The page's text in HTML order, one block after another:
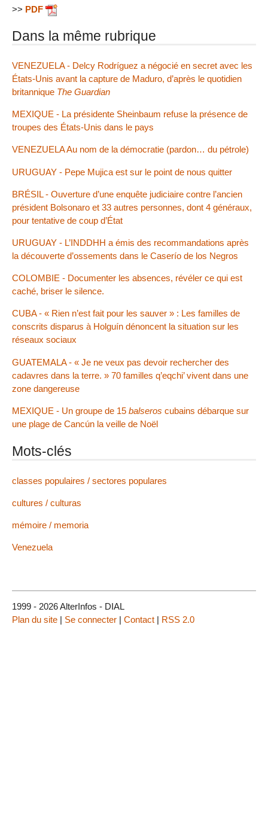
>> PDF
Dans la même rubrique
VENEZUELA - Delcy Rodríguez a négocié en secret avec les
États-Unis avant la capture de Maduro, d’après le quotidien
britannique The Guardian
MEXIQUE - La présidente Sheinbaum refuse la présence de
troupes des États-Unis dans le pays
VENEZUELA Au nom de la démocratie (pardon… du pétrole)
URUGUAY - Pepe Mujica est sur le point de nous quitter
BRÉSIL - Ouverture d’une enquête judiciaire contre l’ancien
président Bolsonaro et 33 autres personnes, dont 4 généraux,
pour tentative de coup d’État
URUGUAY - L’INDDHH a émis des recommandations après
la découverte d’ossements dans le Caserío de los Negros
COLOMBIE - Documenter les absences, révéler ce qui est
caché, briser le silence.
CUBA - « Rien n’est fait pour les sauver » : Les familles de
conscrits disparus à Holguín dénoncent la situation sur les
réseaux sociaux
GUATEMALA - « Je ne veux pas devoir rechercher des
cadavres dans la terre. » 70 familles q’eqchi’ vivent dans une
zone dangereuse
MEXIQUE - Un groupe de 15 balseros cubains débarque sur
une plage de Cancún la veille de Noël
Mots-clés
classes populaires / sectores populares
cultures / culturas
mémoire / memoria
Venezuela
1999 - 2026 AlterInfos - DIAL
Plan du site | Se connecter | Contact | RSS 2.0